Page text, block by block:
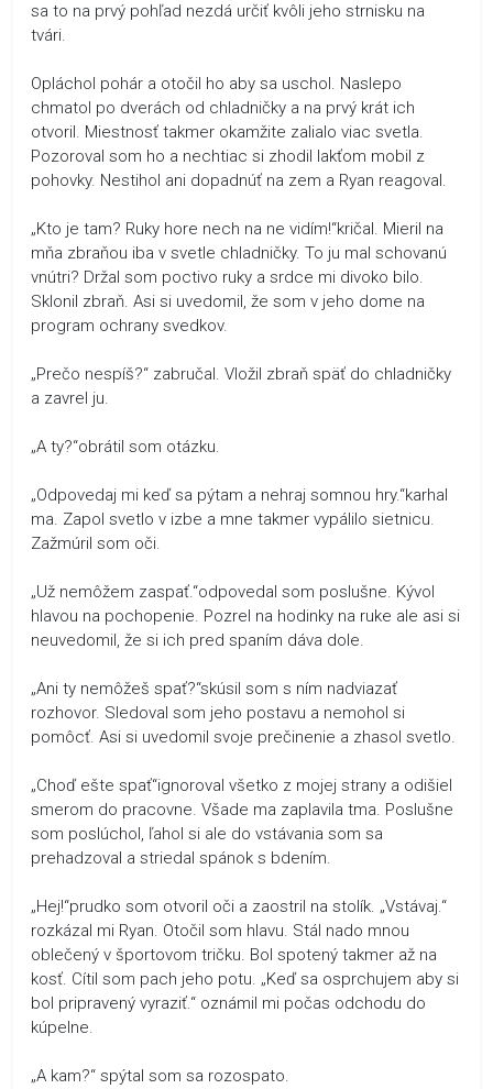
sa to na prvý pohľad nezdá určiť kvôli jeho strnisku na
tvári.
Opláchol pohár a otočil ho aby sa uschol. Naslepo
chmatol po dverách od chladničky a na prvý krát ich
otvoril. Miestnosť takmer okamžite zalialo viac svetla.
Pozoroval som ho a nechtiac si zhodil lakťom mobil z
pohovky. Nestihol ani dopadnúť na zem a Ryan reagoval.
„Kto je tam? Ruky hore nech na ne vidím!“kričal. Mieril na
mňa zbraňou iba v svetle chladničky. To ju mal schovanú
vnútri? Držal som poctivo ruky a srdce mi divoko bilo.
Sklonil zbraň. Asi si uvedomil, že som v jeho dome na
program ochrany svedkov.
„Prečo nespíš?“ zabručal. Vložil zbraň späť do chladničky
a zavrel ju.
„A ty?“obrátil som otázku.
„Odpovedaj mi keď sa pýtam a nehraj somnou hry.“karhal
ma. Zapol svetlo v izbe a mne takmer vypálilo sietnicu.
Zažmúril som oči.
„Už nemôžem zaspať.“odpovedal som poslušne. Kývol
hlavou na pochopenie. Pozrel na hodinky na ruke ale asi si
neuvedomil, že si ich pred spaním dáva dole.
„Ani ty nemôžeš spať?“skúsil som s ním nadviazať
rozhovor. Sledoval som jeho postavu a nemohol si
pomôcť. Asi si uvedomil svoje prečinenie a zhasol svetlo.
„Choď ešte spať“ignoroval všetko z mojej strany a odišiel
smerom do pracovne. Všade ma zaplavila tma. Poslušne
som poslúchol, ľahol si ale do vstávania som sa
prehadzoval a striedal spánok s bdením.
„Hej!“prudko som otvoril oči a zaostril na stolík. „Vstávaj.“
rozkázal mi Ryan. Otočil som hlavu. Stál nado mnou
oblečený v športovom tričku. Bol spotený takmer až na
kosť. Cítil som pach jeho potu. „Keď sa osprchujem aby si
bol pripravený vyraziť.“ oznámil mi počas odchodu do
kúpelne.
„A kam?“ spýtal som sa rozospato.